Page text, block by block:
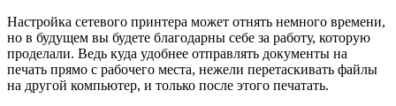
Настройка сетевого принтера может отнять немного времени,
но в будущем вы будете благодарны себе за работу, которую
проделали. Ведь куда удобнее отправлять документы на
печать прямо с рабочего места, нежели перетаскивать файлы
на другой компьютер, и только после этого печатать.